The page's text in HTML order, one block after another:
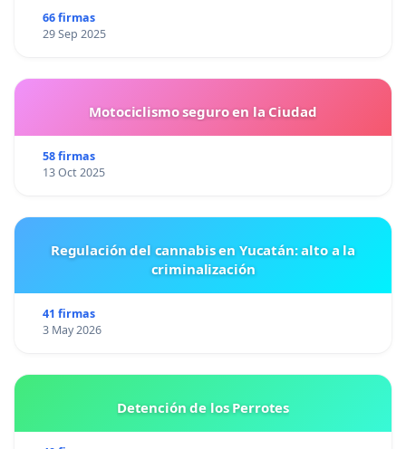
66 firmas
29 Sep 2025
Motociclismo seguro en la Ciudad
58 firmas
13 Oct 2025
Regulación del cannabis en Yucatán: alto a la
criminalización
41 firmas
3 May 2026
Detención de los Perrotes